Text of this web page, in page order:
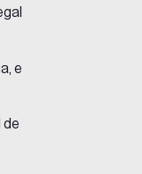
e
de